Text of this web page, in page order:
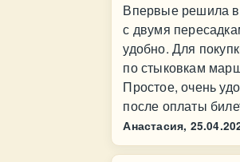
Впервые решила
с двумя
удобно. Для
по стыковкам
Простое, очень
после оплаты
Анастасия,